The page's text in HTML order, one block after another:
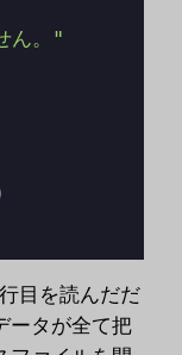
ん。"
目を読んだだ
ータが全て把